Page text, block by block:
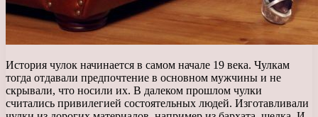
История чулок начинается в самом начале 19 века. Чулкам
тогда отдавали предпочтение в основном мужчины и не
скрывали, что носили их. В далеком прошлом чулки
считались привилегией состоятельных людей. Изготавливали